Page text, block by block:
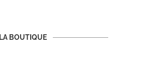
LA BOUTIQUE